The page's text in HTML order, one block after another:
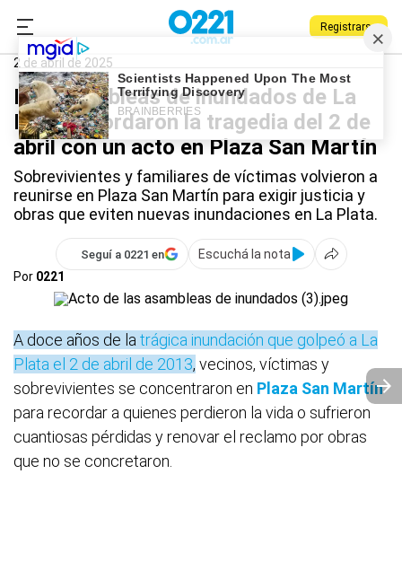
Registrarse
0221.com.ar
La Plata
2 de abril de 2025
Las asambleas de inundados de La
Plata recordaron la tragedia del 2 de
abril con un acto en Plaza San Martín
Sobrevivientes y familiares de víctimas volvieron a
reunirse en Plaza San Martín para exigir justicia y
obras que eviten nuevas inundaciones en La Plata.
Seguí a 0221 en
Escuchá la nota
Por 0221
A doce años de la trágica inundación que golpeó a La
Plata el 2 de abril de 2013, vecinos, víctimas y
sobrevivientes se concentraron en Plaza San Martín
para recordar a quienes perdieron la vida o sufrieron
cuantiosas pérdidas y renovar el reclamo por obras
que no se concretaron.